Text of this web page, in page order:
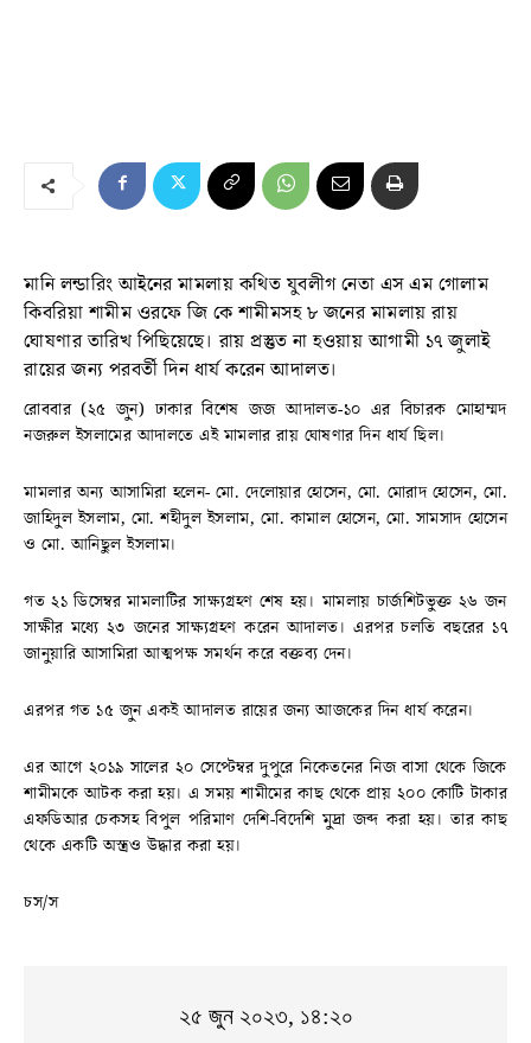
মানি লন্ডারিং আইনের মামলায় কথিত যুবলীগ নেতা এস এম গোলাম
কিবরিয়া শামীম ওরফে জি কে শামীমসহ ৮ জনের মামলায় রায়
ঘোষণার তারিখ পিছিয়েছে। রায় প্রস্তুত না হওয়ায় আগামী ১৭ জুলাই
রায়ের জন্য পরবর্তী দিন ধার্য করেন আদালত।
রোববার (২৫ জুন) ঢাকার বিশেষ জজ আদালত-১০ এর বিচারক মোহাম্মদ
নজরুল ইসলামের আদালতে এই মামলার রায় ঘোষণার দিন ধার্য ছিল।
মামলার অন্য আসামিরা হলেন- মো. দেলোয়ার হোসেন, মো. মোরাদ হোসেন, মো.
জাহিদুল ইসলাম, মো. শহীদুল ইসলাম, মো. কামাল হোসেন, মো. সামসাদ হোসেন
ও মো. আনিছুল ইসলাম।
গত ২১ ডিসেম্বর মামলাটির সাক্ষ্যগ্রহণ শেষ হয়। মামলায় চার্জশিটভুক্ত ২৬ জন
সাক্ষীর মধ্যে ২৩ জনের সাক্ষ্যগ্রহণ করেন আদালত। এরপর চলতি বছরের ১৭
জানুয়ারি আসামিরা আত্মপক্ষ সমর্থন করে বক্তব্য দেন।
এরপর গত ১৫ জুন একই আদালত রায়ের জন্য আজকের দিন ধার্য করেন।
এর আগে ২০১৯ সালের ২০ সেপ্টেম্বর দুপুরে নিকেতনের নিজ বাসা থেকে জিকে
শামীমকে আটক করা হয়। এ সময় শামীমের কাছ থেকে প্রায় ২০০ কোটি টাকার
এফডিআর চেকসহ বিপুল পরিমাণ দেশি-বিদেশি মুদ্রা জব্দ করা হয়। তার কাছ
থেকে একটি অস্ত্রও উদ্ধার করা হয়।
চস/স
২৫ জুন ২০২৩, ১৪:২০